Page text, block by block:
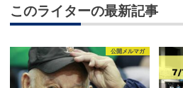
このライターの最新記事
公開メルマガ